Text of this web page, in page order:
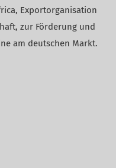
Exportorganisation
zur Förderung und
am deutschen Markt.